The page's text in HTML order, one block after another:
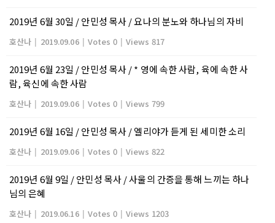
2019년 6월 30일 / 안민성 목사 / 요나의 분노와 하나님의 자비
호산나 | 2019.09.06 | Votes 0 | Views 817
2019년 6월 23일 / 안민성 목사 / * 영에 속한 사람, 육에 속한 사
람, 육신에 속한 사람
호산나 | 2019.09.06 | Votes 0 | Views 799
2019년 6월 16일 / 안민성 목사 / 엘리야가 듣게 된 세미한 소리
호산나 | 2019.09.06 | Votes 0 | Views 822
2019년 6월 9일 / 안민성 목사 / 사울의 간증을 통해 느끼는 하나
님의 은혜
호산나 | 2019.06.16 | Votes 0 | Views 1203